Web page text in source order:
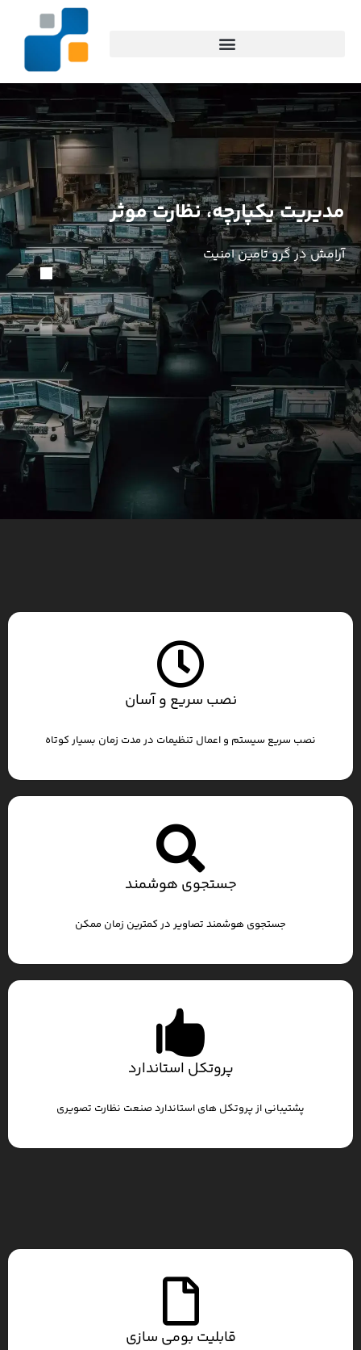
آرامش در گرو تامین امنیت
مدیریت یکپارچه، نظارت موثر
نصب سریع و آسان
نصب سریع سیستم و اعمال تنظیمات در مدت زمان بسیار کوتاه
جستجوی هوشمند
جستجوی هوشمند تصاویر در کمترین زمان ممکن
پروتکل استاندارد
پشتیبانی از پروتکل های استاندارد صنعت نظارت تصویری
قابلیت بومی سازی